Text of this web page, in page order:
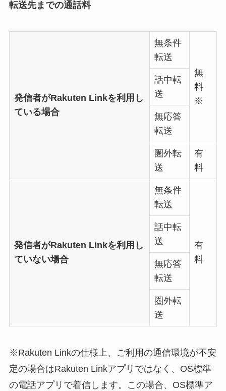
転送先までの通話料
発信者がRakuten Linkを利用し
ている場合
無条件
転送
無
料
※
話中転
送
無応答
転送
圏外転
送
有
料
発信者がRakuten Linkを利用し
ていない場合
無条件
転送
有
料
話中転
送
無応答
転送
圏外転
送
※Rakuten Linkの仕様上、ご利用の通信環境が不安
定の場合はRakuten Linkアプリではなく、OS標準
の電話アプリで着信します。この場合、OS標準ア